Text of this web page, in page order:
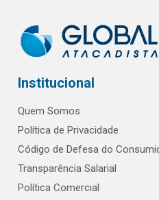
Institucional
Quem Somos
Política de Privacidade
Código de Defesa do
Transparência Salarial
Política Comercial